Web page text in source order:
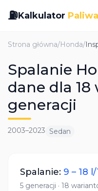
⛽Kalkulator Paliwa
Strona główna/Honda/
Spalanie
dane dla 18
generacji
2003–2023 Sedan
Spalanie: 9 – 18
5 generacji · 18